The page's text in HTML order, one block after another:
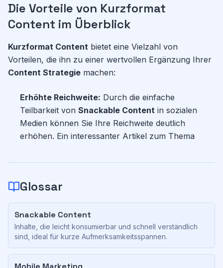
Die Vorteile von Kurzformat
Content im Überblick
Kurzformat Content bietet eine Vielzahl von
Vorteilen, die ihn zu einer wertvollen Ergänzung Ihrer
Content Strategie machen:
Erhöhte Reichweite: Durch die einfache
Teilbarkeit von Snackable Content in sozialen
Medien können Sie Ihre Reichweite deutlich
erhöhen. Ein interessanter Artikel zum Thema
Glossar
Snackable Content
Inhalte, die leicht konsumierbar und schnell verständlich
sind, ideal für kurze Aufmerksamkeitsspannen.